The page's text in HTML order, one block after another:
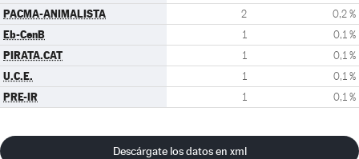
PACMA-ANIMALISTA 2 0,2 %
Eb-CenB 1 0,1 %
PIRATA.CAT 1 0,1 %
U.C.E. 1 0,1 %
PRE-IR 1 0,1 %
Descárgate los datos en xml